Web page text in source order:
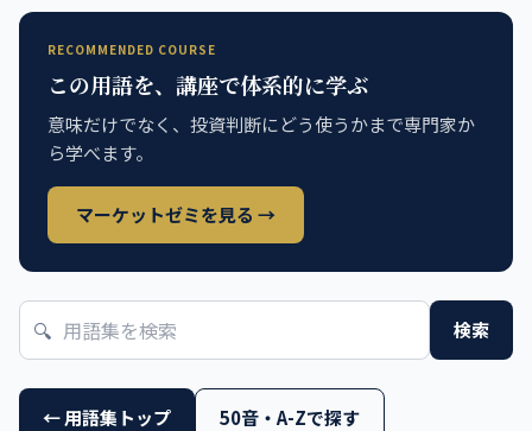
RECOMMENDED COURSE
この用語を、講座で体系的に学ぶ
意味だけでなく、投資判断にどう使うかまで専門家か
ら学べます。
マーケットゼミを見る →
🔍 検索
← 用語集トップ 50音・A-Zで探す